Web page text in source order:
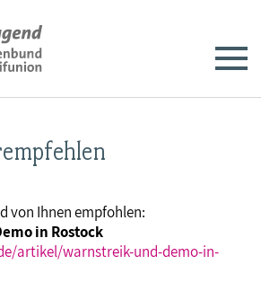
von Ihnen empfohlen:
in Rostock
artikel/warnstreik-und-demo-in-